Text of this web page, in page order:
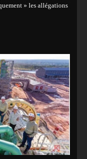
» les allégations